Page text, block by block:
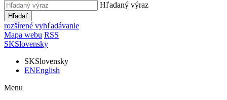
Hľadaný výraz
Hľadať
rozšírené vyhľadávanie
Mapa webu RSS
SKSlovensky
SKSlovensky
ENEnglish
Menu